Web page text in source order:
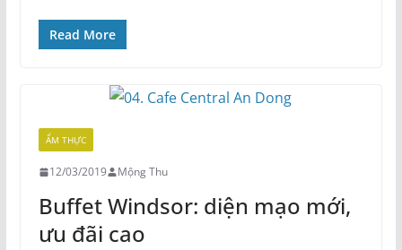
Read More
ẨM THỰC
12/03/2019 Mộng Thu
Buffet Windsor: diện mạo mới,
ưu đãi cao